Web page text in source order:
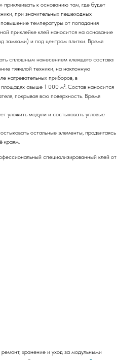
к основанию там, где будет
при значительных пешеходных
температуры от попадания
приклейке клей наносится на основание
замками) и под центром плитки. Время
сплошным нанесением клеящего состава
тяжелой техники, на наклонную
нагревательных приборов, в
свыше 1 000 м². Состав наносится
покрывая всю поверхность. Время
уложить модули и состыковать угловые
остальные элементы, продвигаясь
краям.
специализированный клей от
хранение и уход за модульными